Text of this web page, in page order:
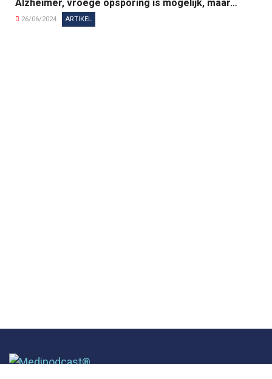
Alzheimer, vroege opsporing is mogelijk, maar…
26/06/2024 ARTIKEL